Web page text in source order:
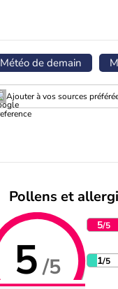
Météo de demain
Ajouter à vos sources
Pollens et
5/5
5/5
1/5